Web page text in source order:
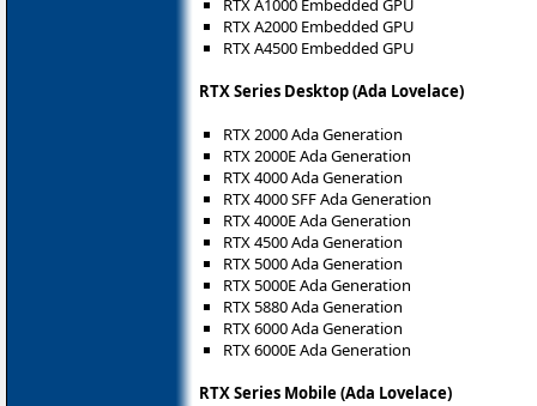
RTX A1000 Embedded GPU
RTX A2000 Embedded GPU
RTX A4500 Embedded GPU
RTX Series Desktop (Ada Lovelace)
RTX 2000 Ada Generation
RTX 2000E Ada Generation
RTX 4000 Ada Generation
RTX 4000 SFF Ada Generation
RTX 4000E Ada Generation
RTX 4500 Ada Generation
RTX 5000 Ada Generation
RTX 5000E Ada Generation
RTX 5880 Ada Generation
RTX 6000 Ada Generation
RTX 6000E Ada Generation
RTX Series Mobile (Ada Lovelace)